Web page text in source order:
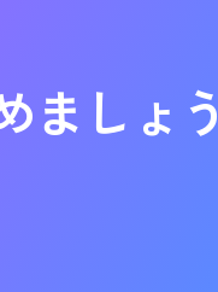
ましょう